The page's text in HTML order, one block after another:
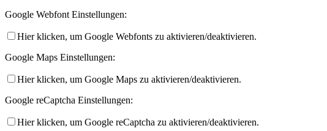
Google Webfont Einstellungen:
Hier klicken, um Google Webfonts zu aktivieren/deaktivieren.
Google Maps Einstellungen:
Hier klicken, um Google Maps zu aktivieren/deaktivieren.
Google reCaptcha Einstellungen:
Hier klicken, um Google reCaptcha zu aktivieren/deaktivieren.